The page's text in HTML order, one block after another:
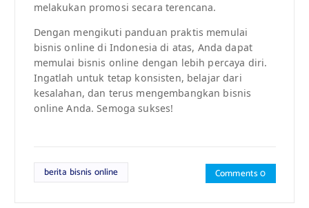
melakukan promosi secara terencana.
Dengan mengikuti panduan praktis memulai
bisnis online di Indonesia di atas, Anda dapat
memulai bisnis online dengan lebih percaya diri.
Ingatlah untuk tetap konsisten, belajar dari
kesalahan, dan terus mengembangkan bisnis
online Anda. Semoga sukses!
berita bisnis online Comments 0